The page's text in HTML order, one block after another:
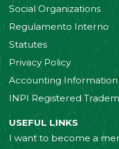
Social Organizations
Regulamento Interno
Statutes
Privacy Policy
Accounting Information
INPI Registered
USEFUL LINKS
I want to become a